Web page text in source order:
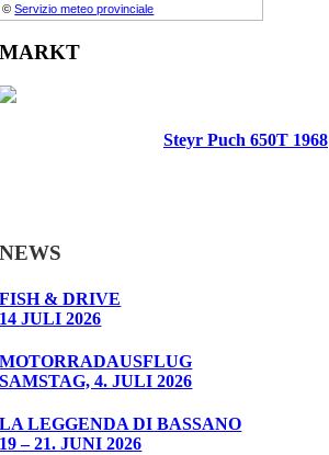
©Servizio meteo provinciale
MARKT
Steyr Puch 650T 1968
NEWS
FISH & DRIVE
14 JULI 2026
MOTORRADAUSFLUG
SAMSTAG, 4. JULI 2026
LA LEGGENDA DI BASSANO
19 – 21. JUNI 2026